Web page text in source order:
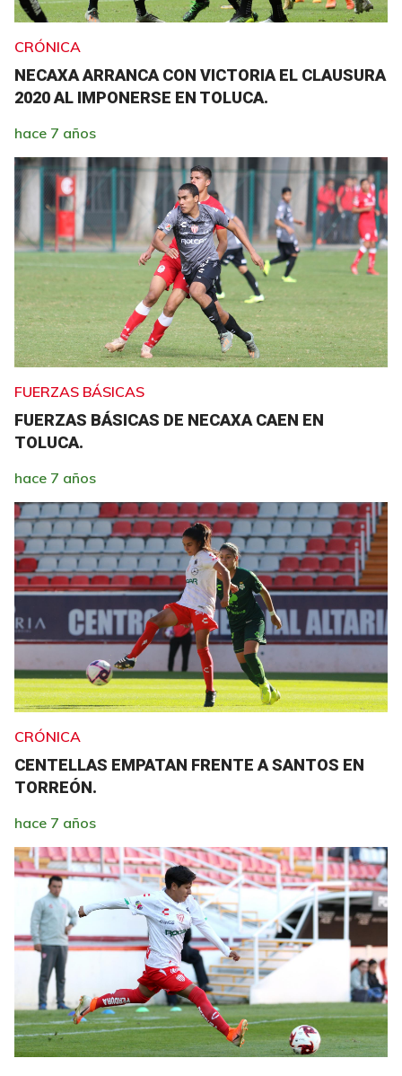
CRÓNICA
NECAXA ARRANCA CON VICTORIA EL CLAUSURA
2020 AL IMPONERSE EN TOLUCA.
hace 7 años
FUERZAS BÁSICAS
FUERZAS BÁSICAS DE NECAXA CAEN EN
TOLUCA.
hace 7 años
CRÓNICA
CENTELLAS EMPATAN FRENTE A SANTOS EN
TORREÓN.
hace 7 años